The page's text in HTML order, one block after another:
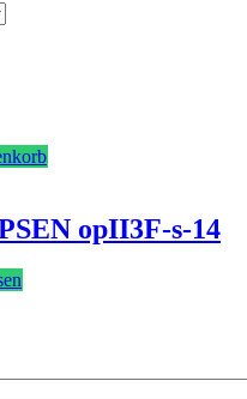
opII3F-s-14